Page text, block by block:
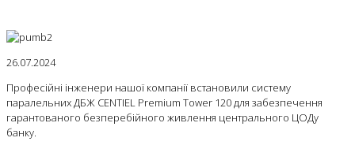
26.07.2024
Професійні інженери нашої компанії встановили систему
паралельних ДБЖ СENTIEL Premium Tower 120 для забезпечення
гарантованого безперебійного живлення центрального ЦОДу
банку.